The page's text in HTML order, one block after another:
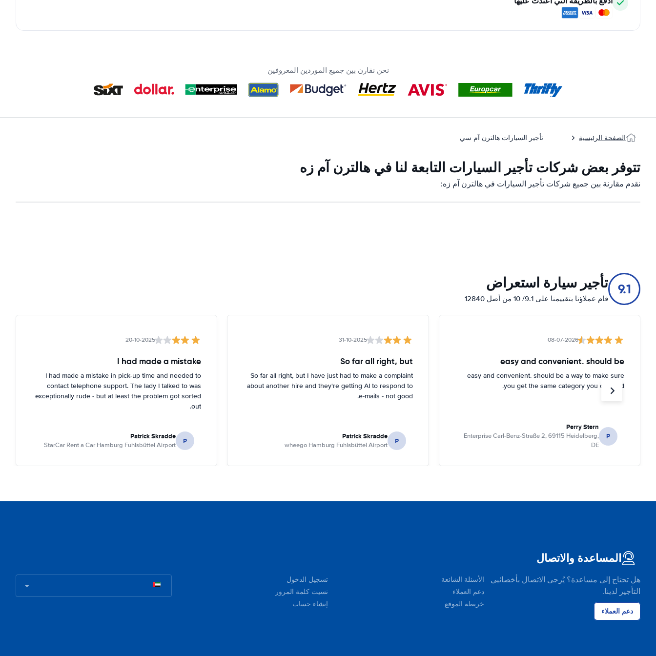
نحن نقارن بين جميع الموردين المعروفين
الصفحة الرئيسية تأجير السيارات هالترن آم سي
تتوفر بعض شركات تأجير السيارات التابعة لنا في هالترن آم زه
نقدم مقارنة بين جميع شركات تأجير السيارات في هالترن آم زه:
9.1 تأجير سيارة استعراض
قام عملاؤنا بتقييمنا على 9.1/ 10 من أصل 12840
08-07-2026
easy and convenient. should be
easy and convenient. should be a way to make sure
you get the same category you ordered.
P
Perry Stern
Enterprise Carl-Benz-Straße 2, 69115 Heidelberg,
DE
31-10-2025
So far all right, but
So far all right, but I have just had to make a complaint
about another hire and they're getting AI to respond to
e-mails - not good.
P
Patrick Skradde
wheego Hamburg Fuhlsbüttel Airport
20-10-2025
I had made a mistake
I had made a mistake in pick-up time and needed to
contact telephone support. The lady I talked to was
exceptionally rude - but at least the problem got sorted
out.
P
Patrick Skradde
StarCar Rent a Car Hamburg Fuhlsbüttel Airport
المساعدة والاتصال
هل تحتاج إلى مساعدة؟ يُرجى الاتصال بأخصائيي
التأجير لدينا.
دعم العملاء
الأسئلة الشائعة
دعم العملاء
خريطة الموقع
تسجيل الدخول
نسيت كلمة المرور
إنشاء حساب